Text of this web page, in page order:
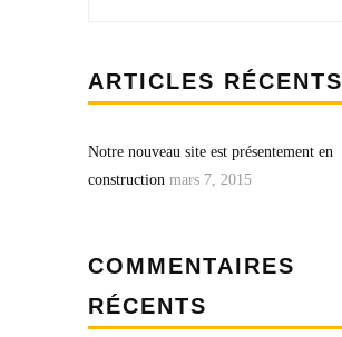
ARTICLES RÉCENTS
Notre nouveau site est présentement en
construction mars 7, 2015
COMMENTAIRES
RÉCENTS